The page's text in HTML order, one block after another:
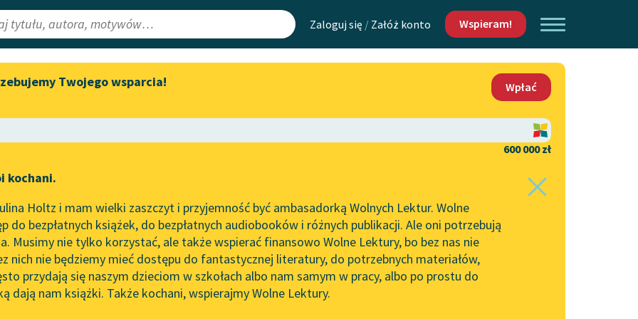
Zaloguj się / Załóż konto Wspieram!
Lektury
redakcyjne
Aktualności
Byliśmy częścią AI Impact Lab
Zapraszamy na spotkanie
w Oslo
Wolne Lektury na 32.
Pol’and’Rock Festivalu
„Kochanek Lady Chatterley”
do słuchania na Wolnych
Lekturach
Mapa Wolnych Lektur
Leśmianator
API
OAI-PMH
Widget Wolnych Lektur
Kontakt
O projekcie
Zasady wykorzystania
Wolnych Lektur
Logotypy
Materiały promocyjne
Twojego wsparcia!
Wpłać
600 000 zł
kochani.
Holtz i mam wielki zaszczyt i przyjemność być ambasadorką Wolnych Lektur. Wolne
do bezpłatnych książek, do bezpłatnych audiobooków i różnych publikacji. Ale oni potrzebują
Musimy nie tylko korzystać, ale także wspierać finansowo Wolne Lektury, bo bez nas nie
nich nie będziemy mieć dostępu do fantastycznej literatury, do potrzebnych materiałów,
przydają się naszym dzieciom w szkołach albo nam samym w pracy, albo po prostu do
dają nam książki. Także kochani, wspierajmy Wolne Lektury.
w utworzePrzygody młodych Bastablów